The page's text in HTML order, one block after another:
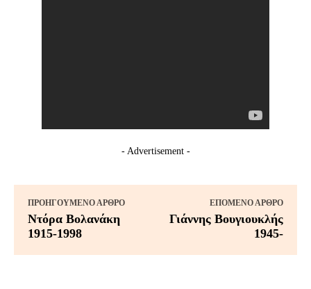
- Advertisement -
ΠΡΟΗΓΟΎΜΕΝΟ ΆΡΘΡΟ
Ντόρα Βολανάκη
1915-1998
ΕΠΌΜΕΝΟ ΆΡΘΡΟ
Γιάννης Βουγιουκλής
1945-